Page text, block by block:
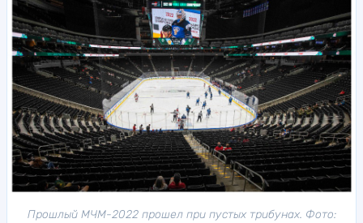
Прошлый МЧМ-2022 прошел при пустых трибунах. Фото: